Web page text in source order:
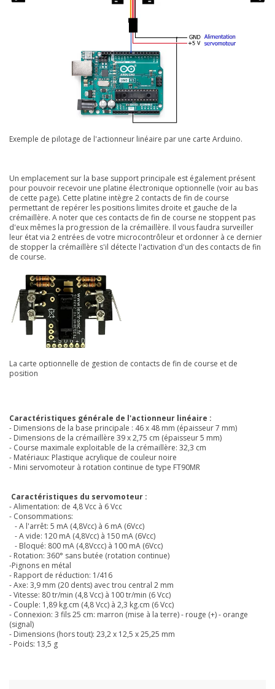
Exemple de pilotage de l'actionneur linéaire par une carte Arduino.
Un emplacement sur la base support principale est également présent
pour pouvoir recevoir une platine électronique optionnelle (voir au bas
de cette page). Cette platine intègre 2 contacts de fin de course
permettant de repérer les positions limites droite et gauche de la
crémaillère. A noter que ces contacts de fin de course ne stoppent pas
d'eux mêmes la progression de la crémaillère. Il vous faudra surveiller
leur état via 2 entrées de votre microcontrôleur et ordonner à ce dernier
de stopper la crémaillère s'il détecte l'activation d'un des contacts de fin
de course.
La carte optionnelle de gestion de contacts de fin de course et de
position
Caractéristiques générale de l'actionneur linéaire :
- Dimensions de la base principale : 46 x 48 mm (épaisseur 7 mm)
- Dimensions de la crémaillère 39 x 2,75 cm (épaisseur 5 mm)
- Course maximale exploitable de la crémaillère: 32,3 cm
- Matériaux: Plastique acrylique de couleur noire
- Mini servomoteur à rotation continue de type FT90MR
Caractéristiques du servomoteur :
- Alimentation: de 4,8 Vcc à 6 Vcc
- Consommations:
- A l'arrêt: 5 mA (4,8Vcc) à 6 mA (6Vcc)
- A vide: 120 mA (4,8Vcc) à 150 mA (6Vcc)
- Bloqué: 800 mA (4,8Vccc) à 100 mA (6Vcc)
- Rotation: 360° sans butée (rotation continue)
-Pignons en métal
- Rapport de réduction: 1/416
- Axe: 3,9 mm (20 dents) avec trou central 2 mm
- Vitesse: 80 tr/min (4,8 Vcc) à 100 tr/min (6 Vcc)
- Couple: 1,89 kg.cm (4,8 Vcc) à 2,3 kg.cm (6 Vcc)
- Connexion: 3 fils 25 cm: marron (mise à la terre) - rouge (+) - orange
(signal)
- Dimensions (hors tout): 23,2 x 12,5 x 25,25 mm
- Poids: 13,5 g